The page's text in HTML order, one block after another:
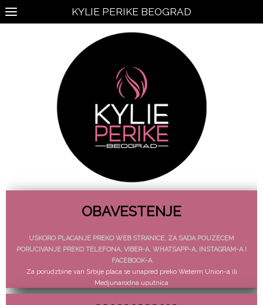
KYLIE PERIKE BEOGRAD
OBAVESTENJE
USKORO PLACANJE PREKO WEB STRANICE, ZA SADA POUZECEM
PORUCIVANJE PREKO TELEFONA, VIBER-A, WHATSAPP-A, INSTAGRAM-A I
FACEBOOK-A
Za porudzbine van Srbije placa se unapred preko Weterm Union-a ili
Medjunarodna uputnica